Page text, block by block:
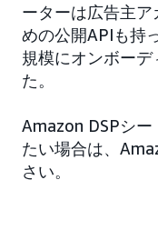
ーターは広告主
めの公開APIも持
規模にオンボー
た。
Amazon DSPシー
たい場合は、
さい。